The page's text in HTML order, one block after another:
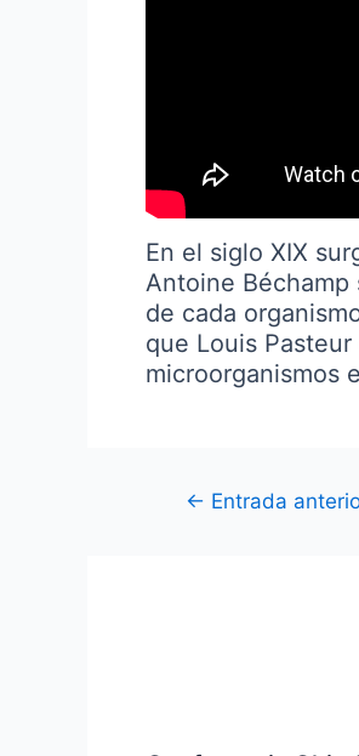
En el siglo XIX
Antoine Béchamp
de cada
que Louis
microorganismos
Navegación
← Entrada